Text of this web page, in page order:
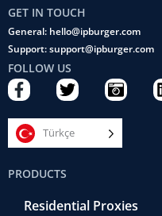
GET IN TOUCH
General: hello@ipburger.com
Support: support@ipburger.com
FOLLOW US
F
a
c
e
b
o
o
k
T
w
i
t
t
C
a
m
r
Türkçe
PRODUCTS
Residential Proxies